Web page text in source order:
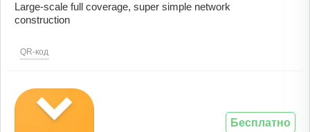
Large-scale full coverage, super simple network
construction
QR-код
Бесплатно